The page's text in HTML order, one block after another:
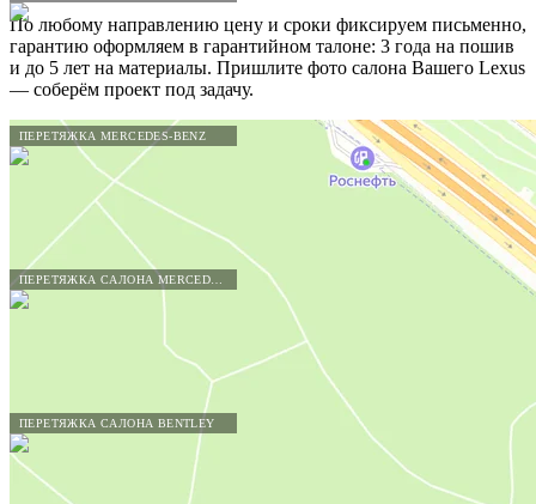
ПЕРЕТЯЖКА MERCEDES-BENZ
ПЕРЕТЯЖКА САЛОНА BENTLEY
По любому направлению цену и сроки фиксируем письменно,
гарантию оформляем в гарантийном талоне: 3 года на пошив
и до 5 лет на материалы. Пришлите фото салона Вашего Lexus
— соберём проект под задачу.